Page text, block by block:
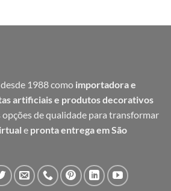
1988 como importadora e
artificiais e produtos decorativos
opções de qualidade para transformar
e pronta entrega em São